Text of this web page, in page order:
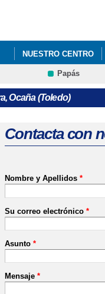
NUESTRO CENTRO
PLATAFORMA
Papás
Ocaña (Toledo)
Contacta con
Nombre y Apellidos *
Su correo electrónico *
Asunto *
Mensaje *